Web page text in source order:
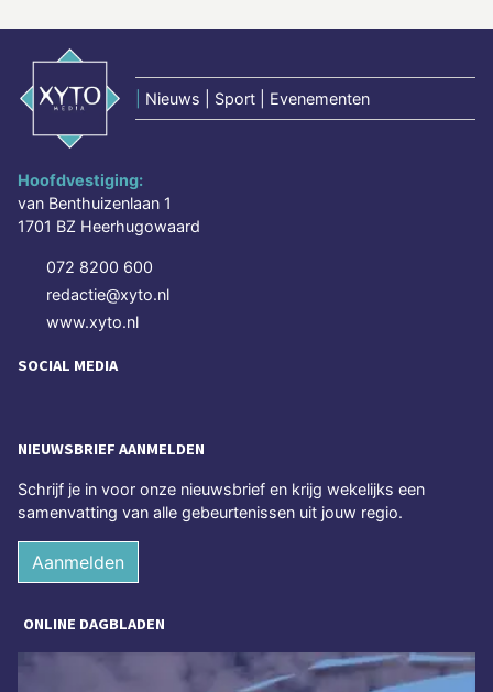
Nieuws | Sport | Evenementen
Hoofdvestiging:
van Benthuizenlaan 1
1701 BZ Heerhugowaard
072 8200 600
redactie@xyto.nl
www.xyto.nl
SOCIAL MEDIA
NIEUWSBRIEF AANMELDEN
Schrijf je in voor onze nieuwsbrief en krijg wekelijks een
samenvatting van alle gebeurtenissen uit jouw regio.
Aanmelden
ONLINE DAGBLADEN